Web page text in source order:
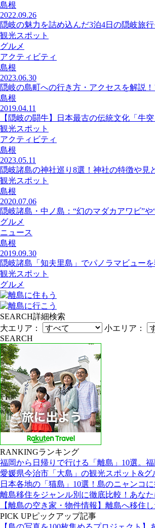
島根
2022.09.26
隠岐の魅力を詰め込んだ3泊4日の隠岐旅
観光スポット
グルメ
アクティビティ
島根
2023.06.30
隠岐の島町への行き方・アクセスを解説
島根
2019.04.11
【隠岐の闘牛】日本最古の伝統文化「牛突
観光スポット
アクティビティ
島根
2023.05.11
隠岐諸島の神社巡り8選！神社の特徴や見
観光スポット
島根
2020.07.06
隠岐諸島・中ノ島：“幻のマダカアワビ”
グルメ
ニュース
島根
2019.09.30
隠岐諸島「知夫里島」でパノラマビュー
観光スポット
グルメ
SEARCH詳細検索
大エリア：
小エリア：
SEARCH
RANKINGランキング
福岡から日帰りで行ける「離島」10選。
愛媛県今治市「大島」の観光スポット&グ
日本各地の「猫島」10選！島のニャンコ
離島移住をジャンル別に徹底比較！あな
【離島の空き家・物件情報】離島へ移住
PICK UPピックアップ記事